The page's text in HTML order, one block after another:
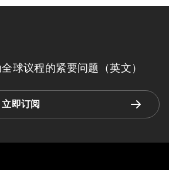
球议程的紧要问题（英文）
立即订阅